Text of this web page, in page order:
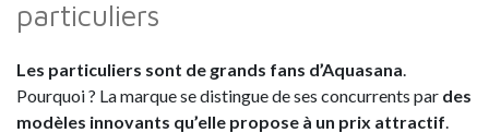
particuliers
Les particuliers sont de grands fans d’Aquasana
Pourquoi ? La marque se distingue de ses concurrents par des
modèles innovants qu’elle propose à un prix attractif